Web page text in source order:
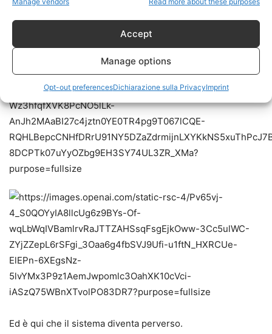
Accept
Manage options
Opt-out preferencesDichiarazione sulla PrivacyImprint
Ed è qui che il sistema diventa perverso.